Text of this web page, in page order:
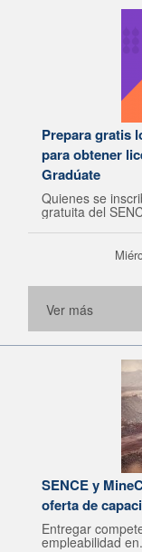
Prepara gratis
para obtener
Gradúate
Quienes se
gratuita del
Ver más
SENCE y
oferta de
Entregar
empleabilidad